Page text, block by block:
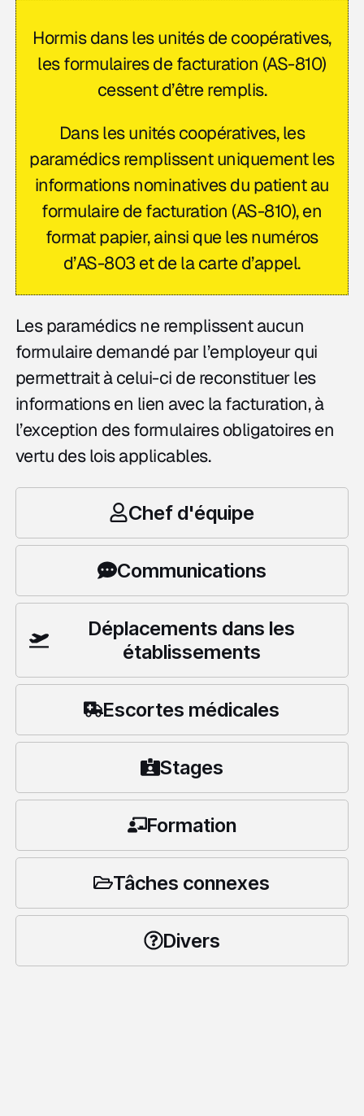
Chef d'équipe
Communications
Déplacements dans les
établissements
Escortes médicales
Stages
Formation
Tâches connexes
Divers
Hormis dans les unités de coopératives,
les formulaires de facturation (AS-810)
cessent d’être remplis.
Dans les unités coopératives, les
paramédics remplissent uniquement les
informations nominatives du patient au
formulaire de facturation (AS-810), en
format papier, ainsi que les numéros
d’AS-803 et de la carte d’appel.
Les paramédics ne remplissent aucun
formulaire demandé par l’employeur qui
permettrait à celui-ci de reconstituer les
informations en lien avec la facturation, à
l’exception des formulaires obligatoires en
vertu des lois applicables.